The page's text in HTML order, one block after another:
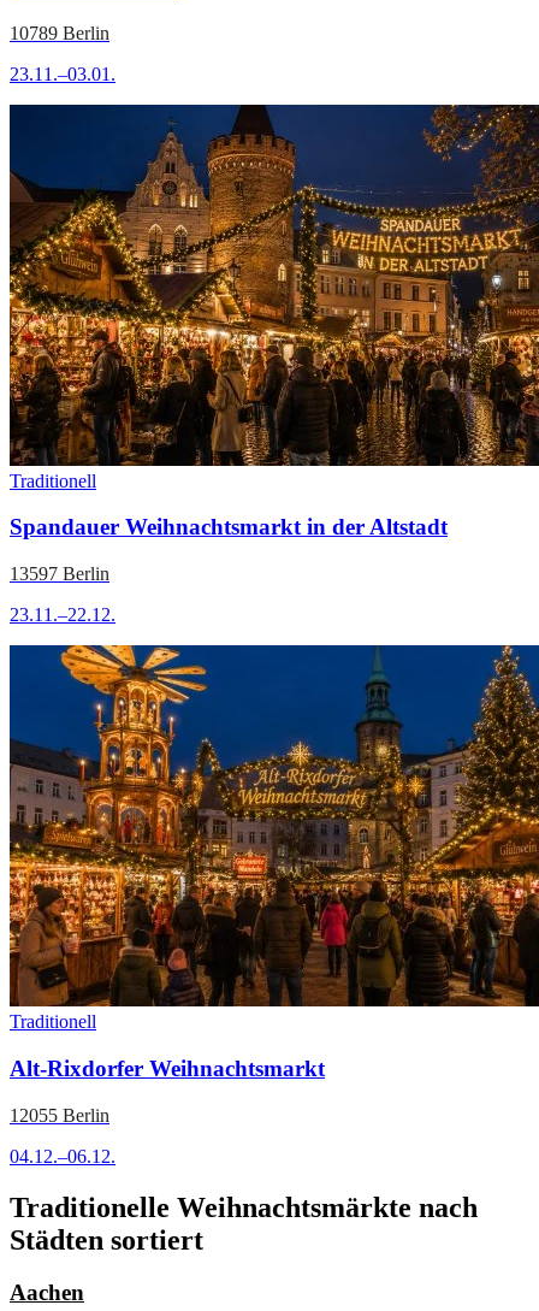
10789 Berlin
23.11.–03.01.
Traditionell
Spandauer Weihnachtsmarkt in der Altstadt
13597 Berlin
23.11.–22.12.
Traditionell
Alt-Rixdorfer Weihnachtsmarkt
12055 Berlin
04.12.–06.12.
Traditionelle Weihnachtsmärkte nach
Städten sortiert
Aachen